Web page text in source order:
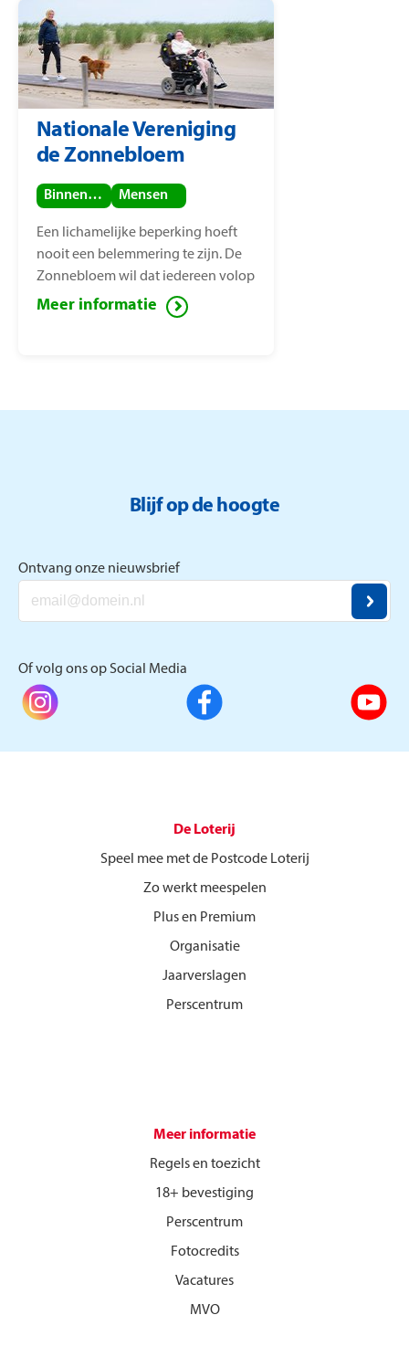
Nationale Vereniging
de Zonnebloem
Binnenland Mensen
Een lichamelijke beperking hoeft
nooit een belemmering te zijn. De
Zonnebloem wil dat iedereen volop
van het leven kan genieten, ook
mensen met een lichamelijke
Meer informatie
Blijf op de hoogte
Ontvang onze nieuwsbrief
Of volg ons op Social Media
De Loterij
Speel mee met de Postcode Loterij
Zo werkt meespelen
Plus en Premium
Organisatie
Jaarverslagen
Perscentrum
Meer informatie
Regels en toezicht
18+ bevestiging
Perscentrum
Fotocredits
Vacatures
MVO